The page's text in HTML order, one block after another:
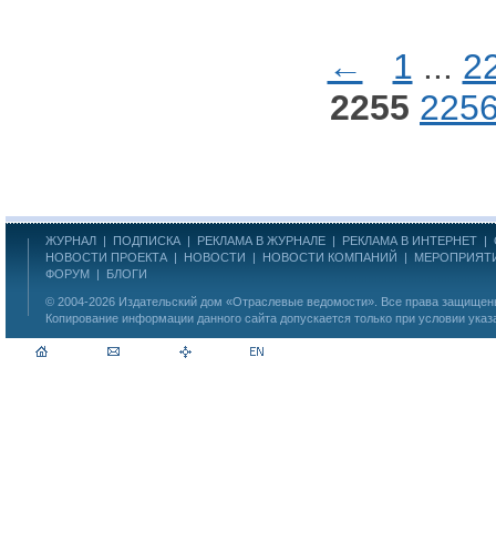
← 1 ...
2255
ЖУРНАЛ | ПОДПИСКА | РЕКЛАМА В ЖУРНАЛЕ | РЕКЛАМА В ИНТЕРНЕТ |
НОВОСТИ ПРОЕКТА | НОВОСТИ | НОВОСТИ КОМПАНИЙ |
ФОРУМ | БЛОГИ
© 2004-2026 Издательский дом «Отраслевые ведомости» . Все права
Копирование информации данного сайта допускается только при условии